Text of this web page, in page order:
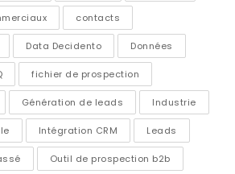
contacts
Data Decidento Données
fichier de prospection
Génération de leads Industrie
Intégration CRM Leads
Outil de prospection b2b